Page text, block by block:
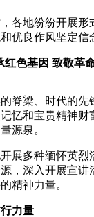
各地纷纷开展形
优良作风坚定信
红色基因 致敬革
梁、时代的先
忆和宝贵精神财
源泉。
多种缅怀英烈
，深入开展宣讲
精神力量。
力量